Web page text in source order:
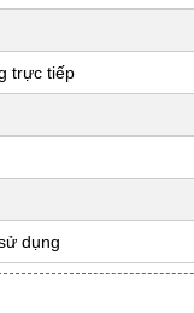
trực tiếp
dụng